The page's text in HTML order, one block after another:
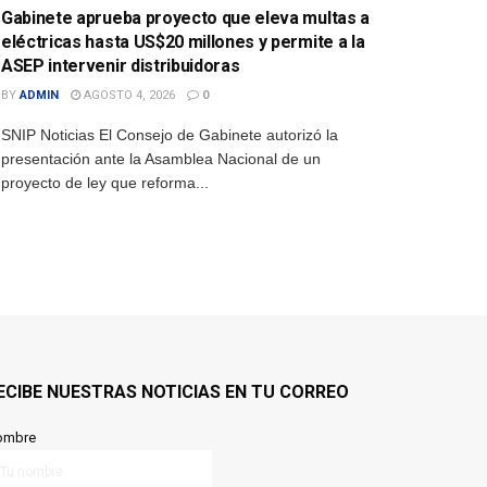
Gabinete aprueba proyecto que eleva multas a
eléctricas hasta US$20 millones y permite a la
ASEP intervenir distribuidoras
BY ADMIN AGOSTO 4, 2026 0
SNIP Noticias El Consejo de Gabinete autorizó la
presentación ante la Asamblea Nacional de un
proyecto de ley que reforma...
NUESTRAS NOTICIAS EN TU CORREO